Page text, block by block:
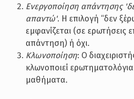
Ενεργοποίηση απάντησης
απαντώ'. Η επιλογή “δεν
εμφανίζεται (σε ερωτήσεις
απάντηση) ή όχι.
Κλωνοποίηση: Ο
κλωνοποιεί
μαθήματα.